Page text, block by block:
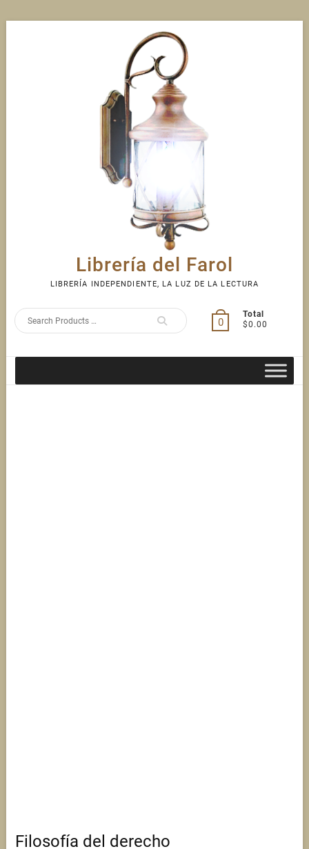
Librería del Farol
LIBRERÍA INDEPENDIENTE, LA LUZ DE LA LECTURA
Search
0
Total
$0.00
Filosofía del derecho